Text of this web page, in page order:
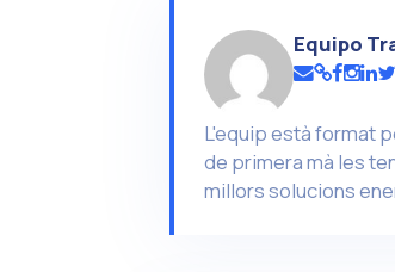
Equipo
L'equip està format
de primera mà les
millors solucions